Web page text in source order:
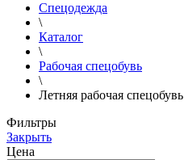
Спецодежда
\
Каталог
\
Рабочая спецобувь
\
Летняя рабочая спецобувь
Фильтры
Закрыть
Цена